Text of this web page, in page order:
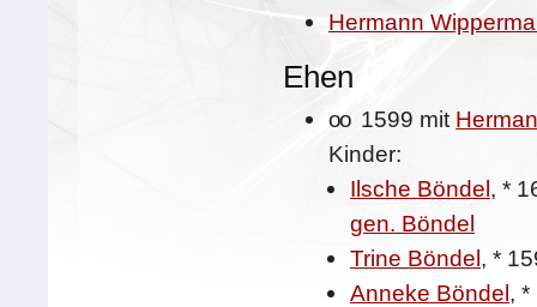
Hermann
Ehen
oo 1599 mit
Kinder:
Ilsche Böndel, *
gen. Böndel
Trine Böndel, *
Anneke Böndel, *